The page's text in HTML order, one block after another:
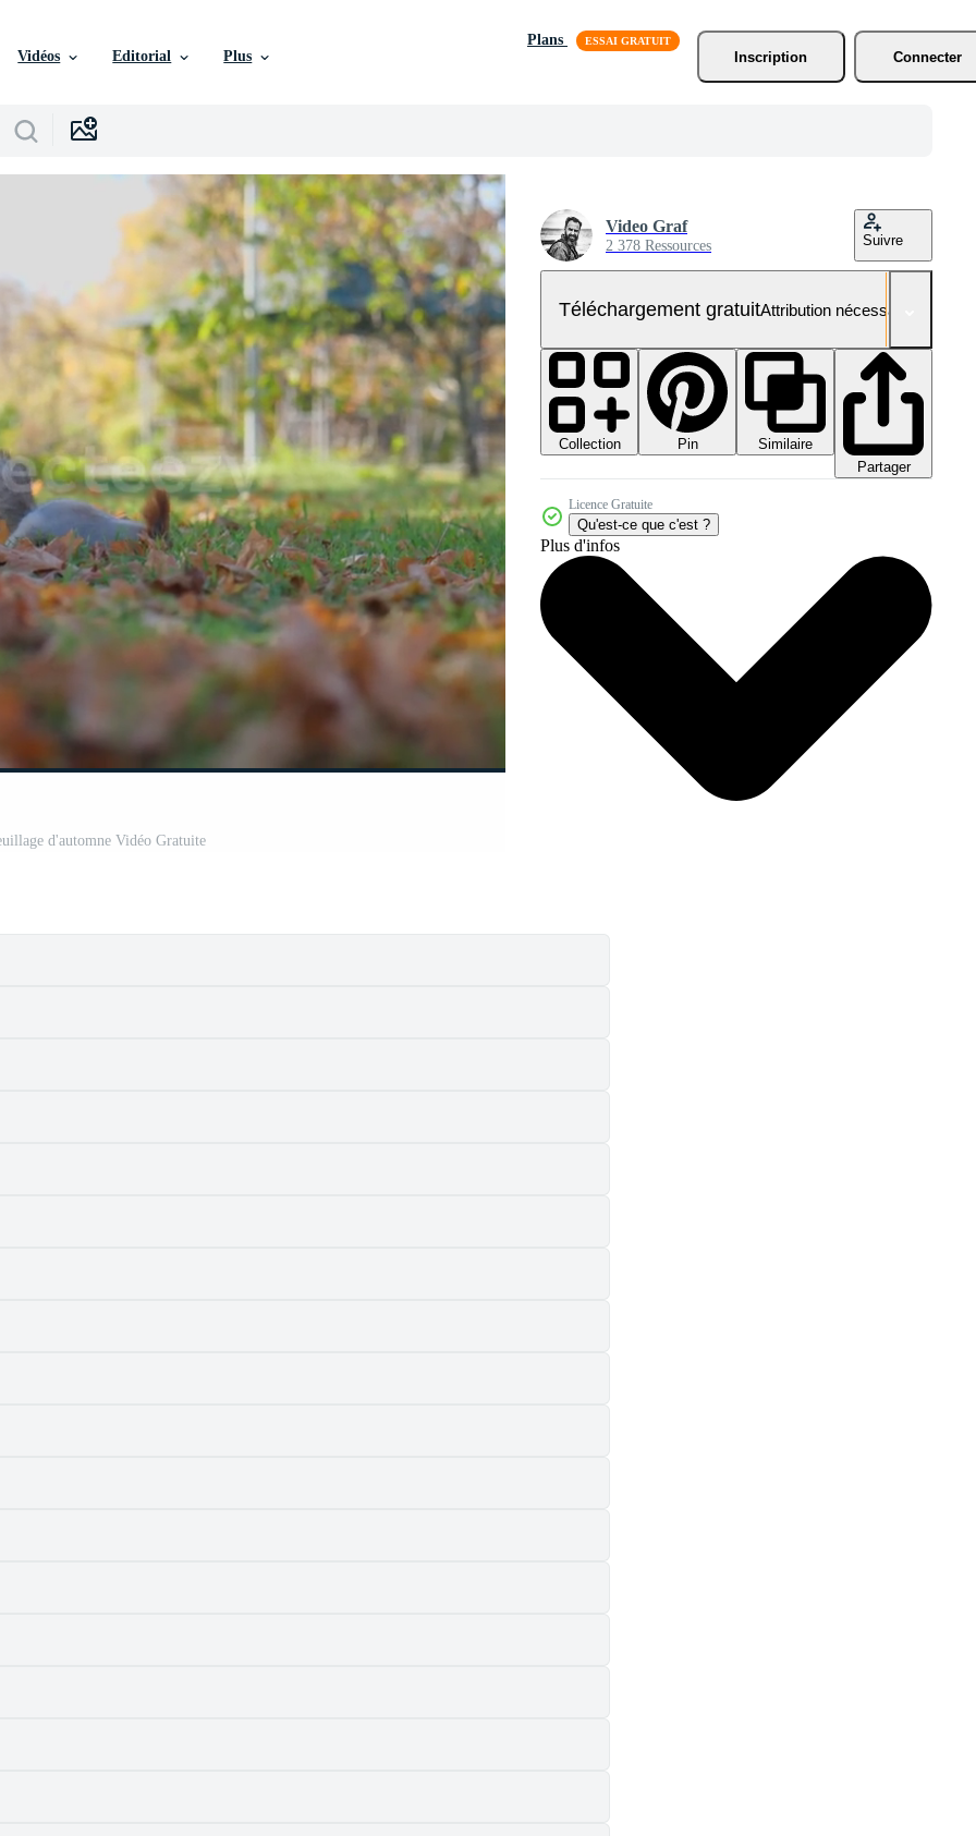
Vidéos Editorial Plus
Plans
Inscription
Connecter
d'automne Vidéo Gratuite
Video Graf
2 378 Ressources Suivre
Téléchargement gratuitAttribution nécessaire
Collection Pin
Similaire
Partager
Licence Gratuite
Qu'est-ce que c'est ?
Plus d'infos